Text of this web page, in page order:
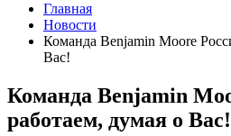
Главная
Новости
Команда Benjamin Moorе
Вас!
Команда Benjamin
работаем, думая о Вас!